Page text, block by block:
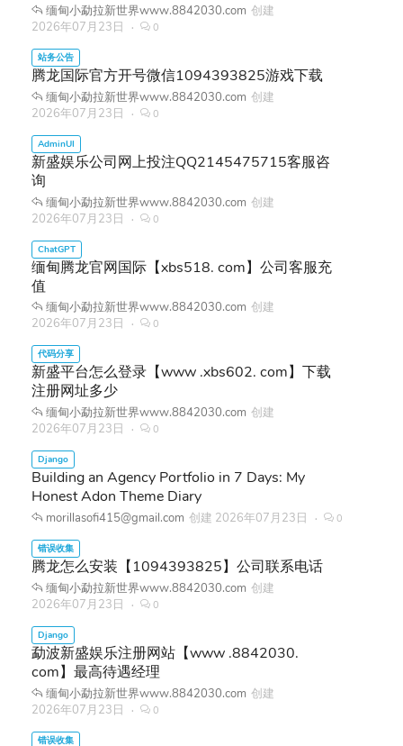
缅甸小勐拉新世界www.8842030.com 创建
2026年07月23日
0
腾龙国际官方开号微信1094393825游戏下载
缅甸小勐拉新世界www.8842030.com 创建
2026年07月23日
0
新盛娱乐公司网上投注QQ2145475715客服咨
询
缅甸小勐拉新世界www.8842030.com 创建
2026年07月23日
0
缅甸腾龙官网国际【xbs518. com】公司客服充
值
缅甸小勐拉新世界www.8842030.com 创建
2026年07月23日
0
新盛平台怎么登录【www .xbs602. com】下载
注册网址多少
缅甸小勐拉新世界www.8842030.com 创建
2026年07月23日
0
Building an Agency Portfolio in 7 Days: My
Honest Adon Theme Diary
morillasofi415@gmail.com 创建 2026年07月23日 0
腾龙怎么安装【1094393825】公司联系电话
缅甸小勐拉新世界www.8842030.com 创建
2026年07月23日
0
勐波新盛娱乐注册网站【www .8842030.
com】最高待遇经理
缅甸小勐拉新世界www.8842030.com 创建
2026年07月23日
0